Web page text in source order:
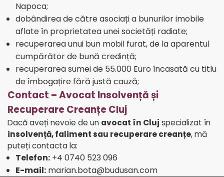
Napoca;
dobândirea de către asociați a bunurilor imobile
aflate în proprietatea unei societăți radiate;
recuperarea unui bun mobil furat, de la aparentul
cumpărător de bună credință;
recuperarea sumei de 55.000 Euro încasată cu titlu
de îmbogațire fără justă cauză;
Contact – Avocat Insolvență și
Recuperare Creanțe Cluj
Dacă aveți nevoie de un avocat în Cluj specializat în
insolvență, faliment sau recuperare creanțe, mă
puteți contacta la:
Telefon: +4 0740 523 096
E-mail: marian.bota@budusan.com